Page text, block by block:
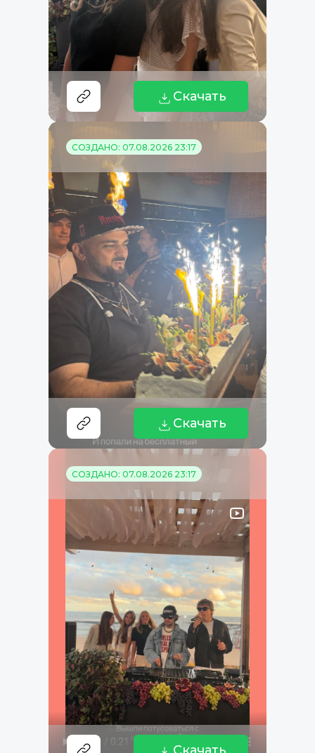
Скачать
СОЗДАНО: 07.08.2026 23:17
Скачать
СОЗДАНО: 07.08.2026 23:17